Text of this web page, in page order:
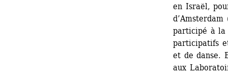
en Israël,
participé à la
participatifs
et de danse.
aux